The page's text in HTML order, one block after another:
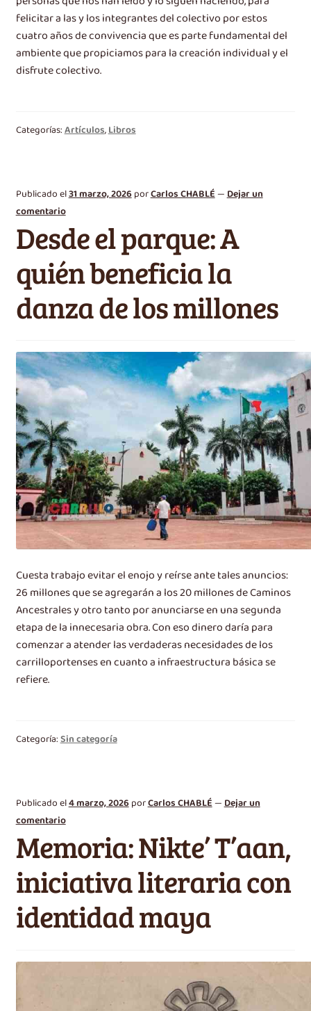
felicitar a las y los integrantes del colectivo por estos
cuatro años de convivencia que es parte fundamental del
ambiente que propiciamos para la creación individual y el
disfrute colectivo.
Categorías:Artículos,Libros
Publicado el31 marzo, 2026porCarlos CHABLÉ—Dejar un
comentario
Desde el parque: A
quién beneficia la
danza de los millones
Cuesta trabajo evitar el enojo y reírse ante tales anuncios:
26 millones que se agregarán a los 20 millones de Caminos
Ancestrales y otro tanto por anunciarse en una segunda
etapa de la innecesaria obra. Con eso dinero daría para
comenzar a atender las verdaderas necesidades de los
carrilloportenses en cuanto a infraestructura básica se
refiere.
Categoría:Sin categoría
Publicado el4 marzo, 2026porCarlos CHABLÉ—Dejar un
comentario
Memoria: Nikte’ T’aan,
iniciativa literaria con
identidad maya